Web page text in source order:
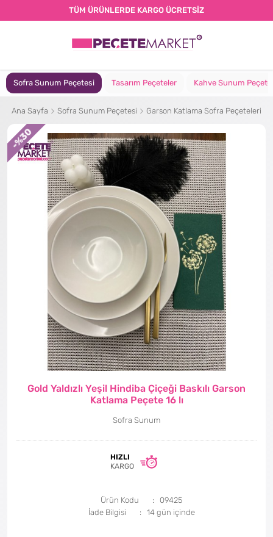
TÜM ÜRÜNLERDE KARGO ÜCRETSİZ
Sofra Sunum Peçetesi Tasarım Peçeteler Kahve Sunum
Ana Sayfa Sofra Sunum Peçetesi Garson Katlama Sofra Peçeteleri
Gold Yaldızlı Yeşil Hindiba Çiçeği Baskılı Garson
Katlama Peçete 16 lı
Sofra Sunum
HIZLI
KARGO
Ürün Kodu
09425
İade Bilgisi
-
%30